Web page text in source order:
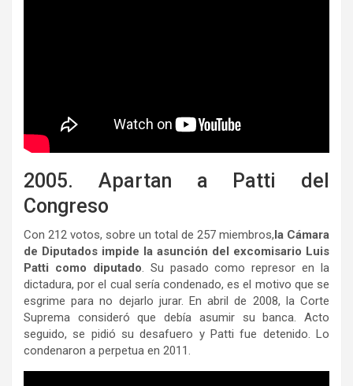
2005. Apartan a Patti del
Congreso
Con 212 votos, sobre un total de 257 miembros,la Cámara
de Diputados impide la asunción del excomisario Luis
Patti como diputado. Su pasado como represor en la
dictadura, por el cual sería condenado, es el motivo que se
esgrime para no dejarlo jurar. En abril de 2008, la Corte
Suprema consideró que debía asumir su banca. Acto
seguido, se pidió su desafuero y Patti fue detenido. Lo
condenaron a perpetua en 2011.